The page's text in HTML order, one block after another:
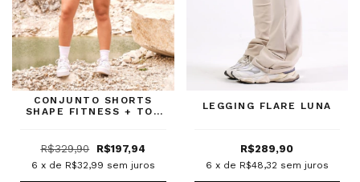
CONJUNTO SHORTS
SHAPE FITNESS + TOP
R$329,90 R$197,94
6 x de R$32,99 sem juros
LEGGING FLARE LUNA
R$289,90
6 x de R$48,32 sem juros